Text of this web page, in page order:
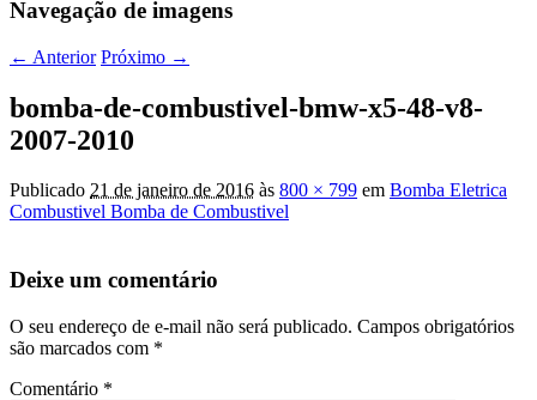
Navegação de imagens
← Anterior Próximo →
bomba-de-combustivel-bmw-x5-48-v8-
2007-2010
Publicado 21 de janeiro de 2016 às 800 × 799 em Bomba Eletrica
Combustivel Bomba de Combustivel
Deixe um comentário
O seu endereço de e-mail não será publicado. Campos obrigatórios
são marcados com *
Comentário *